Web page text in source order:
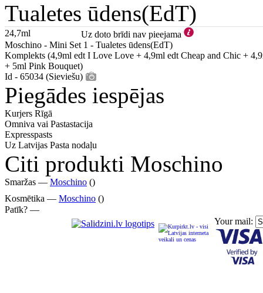
Tualetes ūdens(EdT)
24,7ml
Uz doto brīdi nav pieejama
Moschino - Mini Set 1 - Tualetes ūdens(EdT)
Komplekts (4,9ml edt I Love Love + 4,9ml edt Cheap and Chic +
+ 5ml Pink Bouquet)
Id - 65034 (Sieviešu)
Piegādes iespējas
Kurjers Rīgā
Omniva vai Pastastacija
Expresspasts
Uz Latvijas Pasta nodaļu
Citi produkti Moschino
Smaržas — Moschino ()
Kosmētika — Moschino ()
Patīk? —
Your mail: